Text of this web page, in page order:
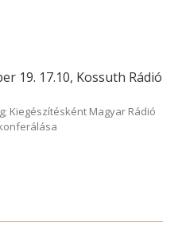
19. 17.10, Kossuth Rádió
Kiegészítésként Magyar Rádió